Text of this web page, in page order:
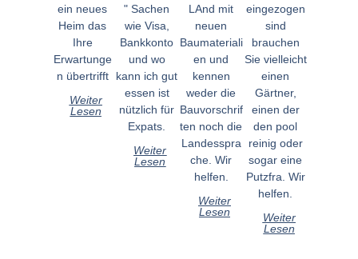
ein neues
Heim das
Ihre
Erwartunge
n übertrifft
Weiter
Lesen
" Sachen
wie Visa,
Bankkonto
und wo
kann ich gut
essen ist
nützlich für
Expats.
Weiter
Lesen
LAnd mit
neuen
Baumateriali
en und
kennen
weder die
Bauvorschrif
ten noch die
Landesspra
che. Wir
helfen.
Weiter
Lesen
eingezogen
sind
brauchen
Sie vielleicht
einen
Gärtner,
einen der
den pool
reinig oder
sogar eine
Putzfra. Wir
helfen.
Weiter
Lesen